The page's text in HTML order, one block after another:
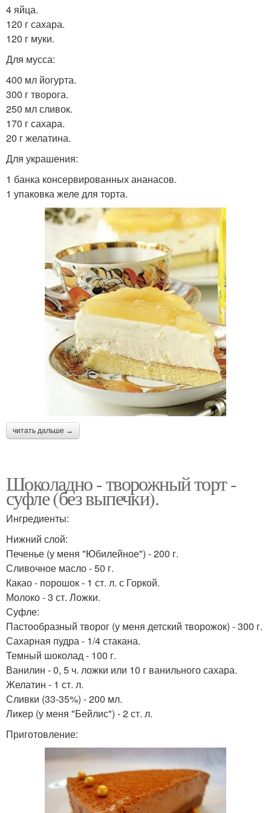
4 яйца.
120 г сахара.
120 г муки.
Для мусса:
400 мл йогурта.
300 г творога.
250 мл сливок.
170 г сахара.
20 г желатина.
Для украшения:
1 банка консервированных ананасов.
1 упаковка желе для торта.
читать дальше →
Шоколадно - творожный торт -
суфле (без выпечки).
Ингредиенты:
Нижний слой:
Печенье (у меня "Юбилейное") - 200 г.
Сливочное масло - 50 г.
Какао - порошок - 1 ст. л. с Горкой.
Молоко - 3 ст. Ложки.
Суфле:
Пастообразный творог (у меня детский творожок) - 300 г.
Сахарная пудра - 1/4 стакана.
Темный шоколад - 100 г.
Ванилин - 0, 5 ч. ложки или 10 г ванильного сахара.
Желатин - 1 ст. л.
Сливки (33-35%) - 200 мл.
Ликер (у меня "Бейлис") - 2 ст. л.
Приготовление: